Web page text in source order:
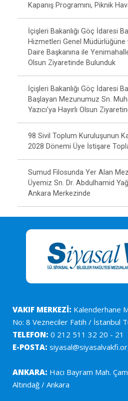
Kapanış Programını, Piknik
İçişleri Bakanlığı Göç İdaresi
Hizmetleri Genel
Daire Başkanına ile
Olsun Ziyaretinde Bulunduk
İçişleri Bakanlığı Göç İdaresi
Başlayan Mezunumuz Sn.
Yazıcı’ya Hayırlı Olsun
98 Sivil Toplum Kuruluşunun
2028 Dönemi Üye İstişare
Sumud Filosunda Yer Alan
Üyemiz Sn. Dr. Abdulhamid
Ankara Merkezinde
VAKIF MERKEZİ: Kalenderhane
No: 8 Vezneciler Fatih / İstanbul
TELEFON: 0 212 511 32 20 - 21
E-POSTA:
ANKARA: Hacı Bayram Mah.
Altındağ / Ankara